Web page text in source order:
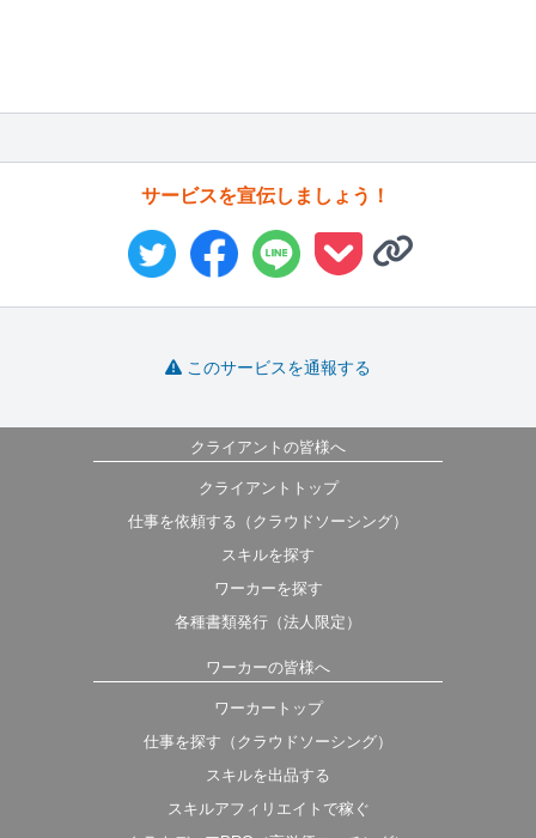
サービスを宣伝しましょう！
このサービスを通報する
クライアントの皆様へ
クライアントトップ
仕事を依頼する（クラウドソーシング）
スキルを探す
ワーカーを探す
各種書類発行（法人限定）
ワーカーの皆様へ
ワーカートップ
仕事を探す（クラウドソーシング）
スキルを出品する
スキルアフィリエイトで稼ぐ